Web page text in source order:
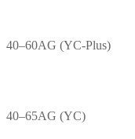
40–60AG (YC-Plus)
40–65AG (YC)